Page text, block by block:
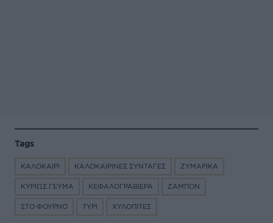
Tags
ΚΑΛΟΚΑΙΡΙ ΚΑΛΟΚΑΙΡΙΝΕΣ ΣΥΝΤΑΓΕΣ ΖΥΜΑΡΙΚΑ
ΚΥΡΙΩΣ ΓΕΥΜΑ ΚΕΦΑΛΟΓΡΑΒΙΕΡΑ ΖΑΜΠΟΝ
ΣΤΟ ΦΟΥΡΝΟ ΤΥΡΙ ΧΥΛΟΠΙΤΕΣ